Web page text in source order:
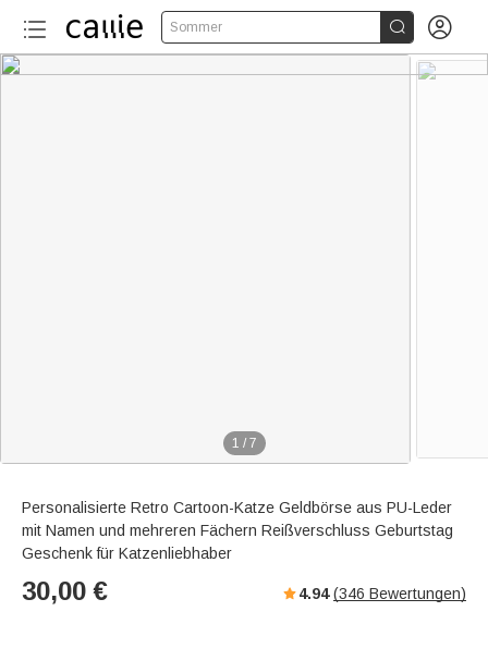
Sommer  
1 / 7
Personalisierte Retro Cartoon-Katze Geldbörse aus PU-Leder
mit Namen und mehreren Fächern Reißverschluss Geburtstag
Geschenk für Katzenliebhaber
30,00 € 4.94 (346 Bewertungen)